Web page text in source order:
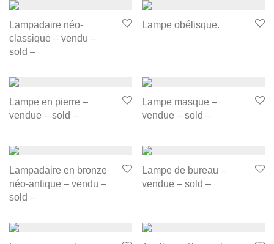
Lampadaire néo-
classique – vendu –
sold –
Lampe obélisque.
Lampe en pierre –
vendue – sold –
Lampe masque –
vendue – sold –
Lampadaire en bronze
néo-antique – vendu –
sold –
Lampe de bureau –
vendue – sold –